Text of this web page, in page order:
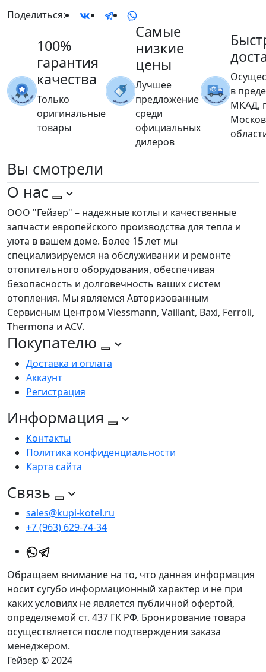
Поделиться:
100%
гарантия
качества
Только
оригинальные
товары
Самые
низкие
цены
Лучшее
предложение
среди
официальных
дилеров
в
МКАД,
Вы смотрели
О нас
ООО "Гейзер" – надежные котлы и качественные
запчасти европейского производства для тепла и
уюта в вашем доме. Более 15 лет мы
специализируемся на обслуживании и ремонте
отопительного оборудования, обеспечивая
безопасность и долговечность ваших систем
отопления. Мы являемся Авторизованным
Сервисным Центром Viessmann, Vaillant, Baxi, Ferroli,
Thermona и ACV.
Покупателю
Доставка и оплата
Аккаунт
Регистрация
Информация
Контакты
Политика конфиденциальности
Карта сайта
Связь
sales@kupi-kotel.ru
+7 (963) 629-74-34
Обращаем внимание на то, что данная информация
носит сугубо информационный характер и не при
каких условиях не является публичной офертой,
определяемой ст. 437 ГК РФ. Бронирование товара
осуществляется после подтверждения заказа
менеджером.
Гейзер © 2024